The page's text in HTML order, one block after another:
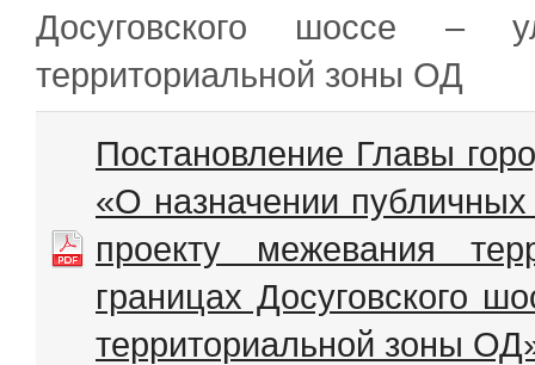
Досуговского шоссе –
территориальной зоны ОД
Постановление Главы
«О назначении
проекту межевания
границах Досуговского
территориальной зоны